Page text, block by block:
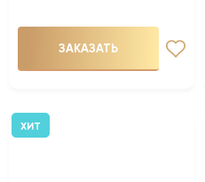
ЗАКАЗАТЬ
ХИТ